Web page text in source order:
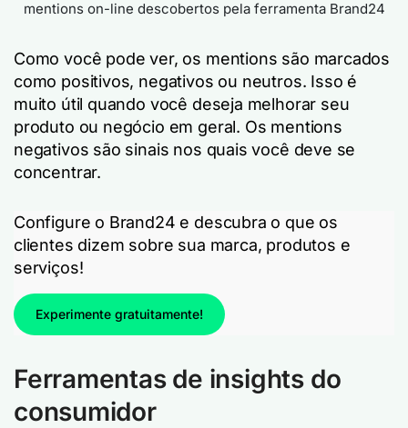
mentions on-line descobertos pela ferramenta Brand24
Como você pode ver, os mentions são marcados
como positivos, negativos ou neutros. Isso é
muito útil quando você deseja melhorar seu
produto ou negócio em geral. Os mentions
negativos são sinais nos quais você deve se
concentrar.
Configure o Brand24 e descubra o que os
clientes dizem sobre sua marca, produtos e
serviços!
Experimente gratuitamente!
Ferramentas de insights do
consumidor